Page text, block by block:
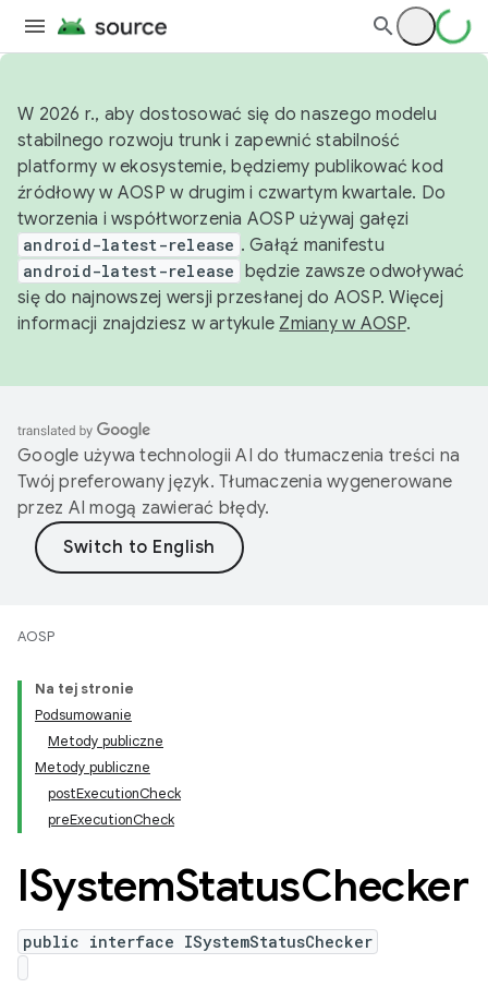
W 2026 r., aby dostosować się do naszego modelu
stabilnego rozwoju trunk i zapewnić stabilność
platformy w ekosystemie, będziemy publikować kod
źródłowy w AOSP w drugim i czwartym kwartale. Do
tworzenia i współtworzenia AOSP używaj gałęzi
android-latest-release . Gałąź manifestu
android-latest-release będzie zawsze odwoływać
się do najnowszej wersji przesłanej do AOSP. Więcej
informacji znajdziesz w artykule Zmiany w AOSP.
Google używa technologii AI do tłumaczenia treści na
Twój preferowany język. Tłumaczenia wygenerowane
przez AI mogą zawierać błędy.
AOSP
Na tej stronie
Podsumowanie
Metody publiczne
Metody publiczne
postExecutionCheck
preExecutionCheck
ISystemStatusChecker
public interface ISystemStatusChecker